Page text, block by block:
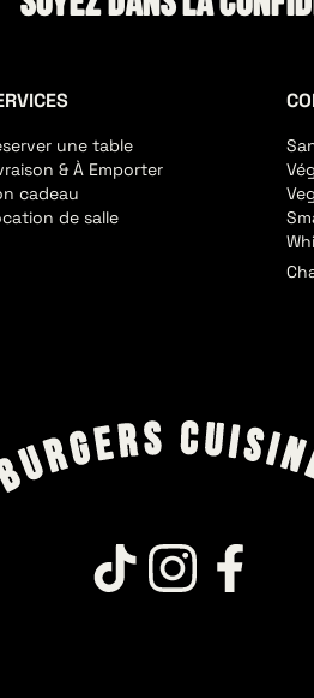
une table
& À Emporter
cadeau
de salle